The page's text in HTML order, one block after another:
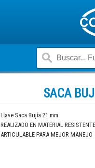
SACA
Llave Saca Bujía 21 mm
REALIZADO EN MATERIAL RESISTENTE
ARTICULABLE PARA MEJOR MANEJO